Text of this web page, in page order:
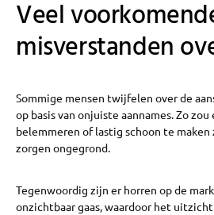
Veel
misverstanden
Sommige mensen twijfelen over de
op basis van onjuiste aannames. Zo
belemmeren of lastig schoon te maken
zorgen ongegrond.
Tegenwoordig zijn er horren op de
onzichtbaar gaas, waardoor het